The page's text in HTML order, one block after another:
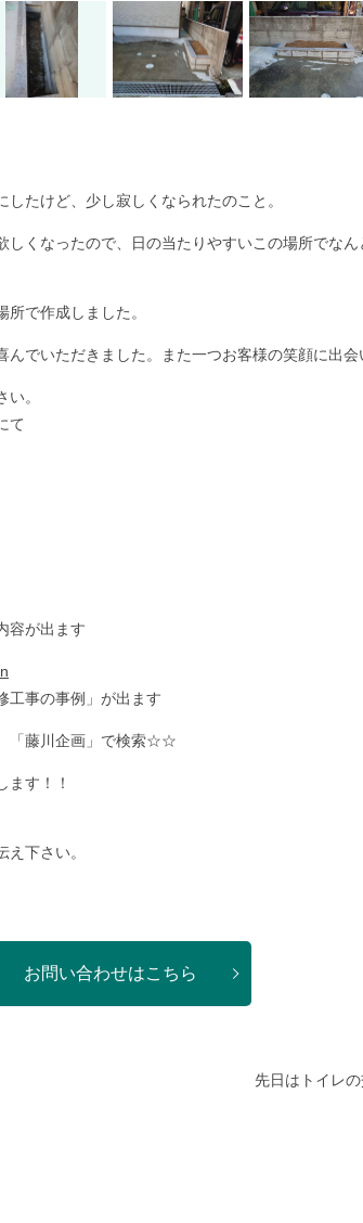
たけど、少し寂しくなられたのこと。
くなったので、日の当たりやすいこの場所でな
で作成しました。
でいただきました。また一つお客様の笑顔に出会
。
て
容が出ます
工事の事例」が出ます
「藤川企画」で検索☆☆
ます！！
え下さい。
お問い合わせはこちら
先日はトイレの